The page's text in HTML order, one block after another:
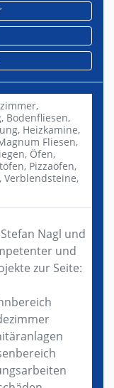
Bodenfliesen,
Heizkamine,
Fliesen,
Öfen,
Pizzaöfen,
Verblendsteine,
Nagl und
und
zur Seite: